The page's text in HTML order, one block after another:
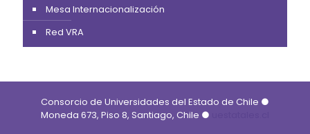
Mesa Internacionalización
Red VRA
Consorcio de Universidades del Estado de Chile ●
Moneda 673, Piso 8, Santiago, Chile ●